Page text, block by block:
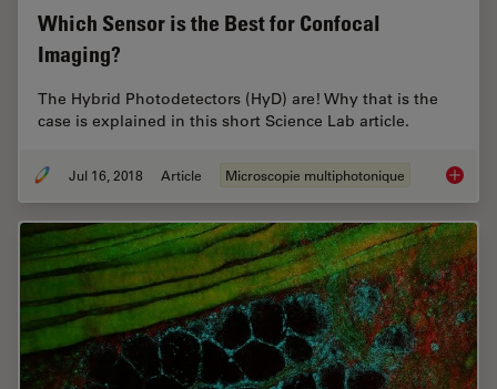
Which Sensor is the Best for Confocal
Imaging?
The Hybrid Photodetectors (HyD) are! Why that is the
case is explained in this short Science Lab article.
Jul 16, 2018 Article Microscopie multiphotonique Which